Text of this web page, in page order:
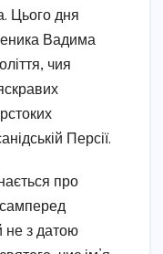
Цього дня
Вадима
чия
Персії.
про
не з датою